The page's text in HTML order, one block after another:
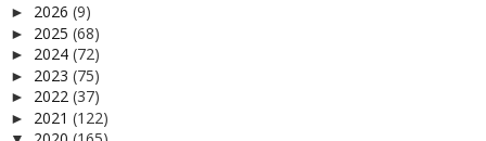
► 2026 (9)
► 2025 (68)
► 2024 (72)
► 2023 (75)
► 2022 (37)
► 2021 (122)